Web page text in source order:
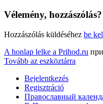
Vélemény, hozzászólás?
Hozzászólás küldéséhez be
A honlap lelke a Prihod.ru
Tovább az eszköztárra
Bejelentkezés
Regisztráció
Православный